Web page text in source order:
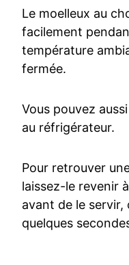
Le moelleux au
facilement
température
fermée.
Vous pouvez
au réfrigérateur.
Pour retrouver
laissez-le revenir
avant de le
quelques